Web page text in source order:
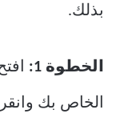
بذلك.
الخطوة 1:
الخاص بك